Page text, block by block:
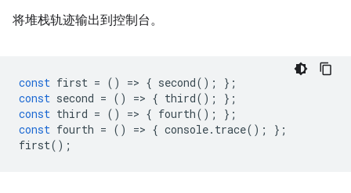
将堆栈轨迹输出到控制台。
const first = () => { second();
};
const second = () => { third();
};
const third = () => { fourth();
};
const fourth = () => { console. trace();
};
first();